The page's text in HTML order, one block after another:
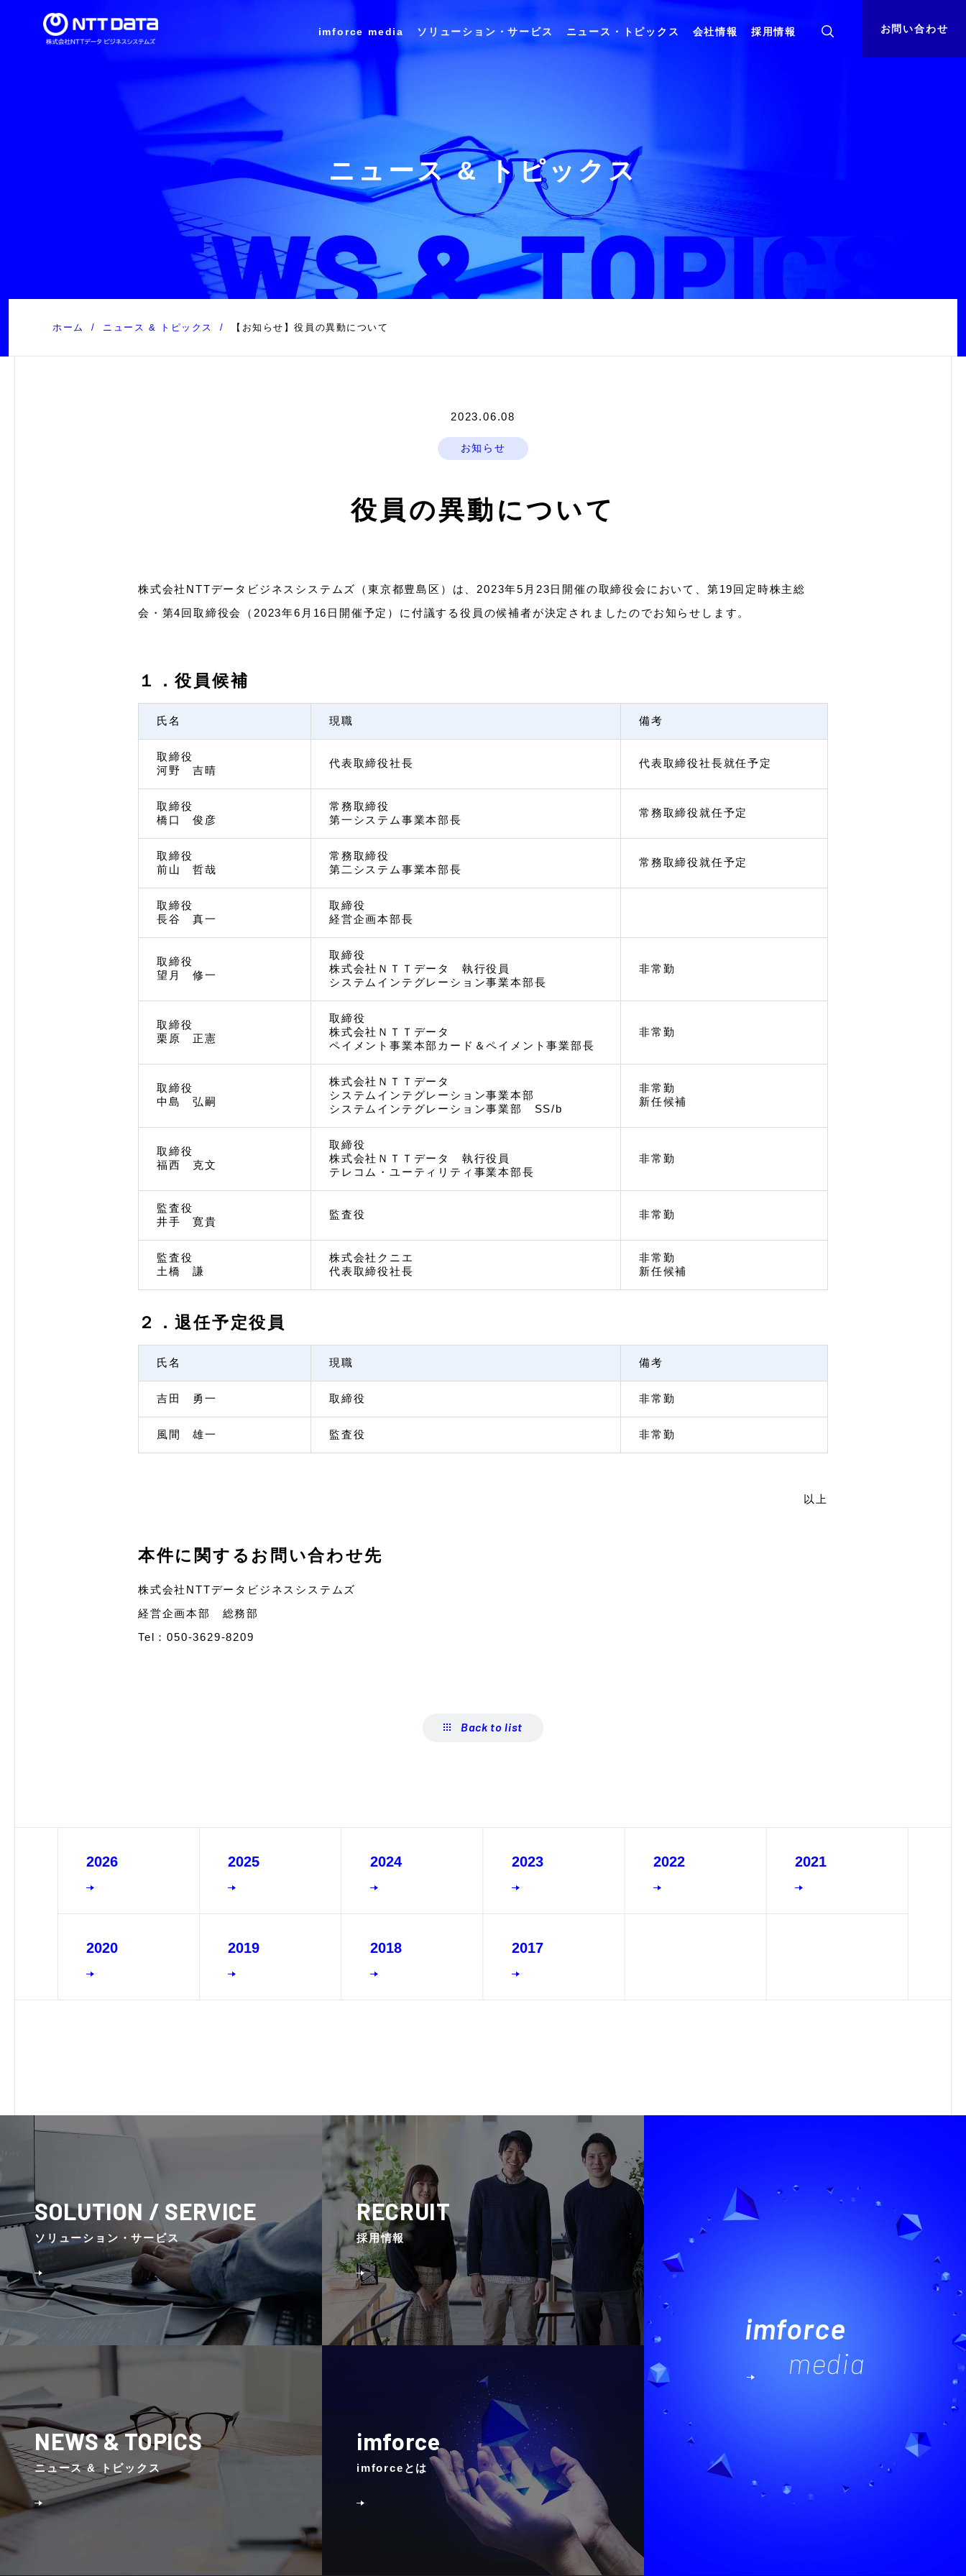
imforce media
セミナー情報
ソリューション・サービス
ビジネススイート
インテグレーション
シリーズ
トランスレーション
スイートシリーズ
建設業界特化型ERP 「imforce Arch®」
決済サービスインテグレーション
商業施設テナント管理ソリューション
食品・飲料メーカー向け 商品開発プラット
フォーム 「FooDesigner®」
小売業向けサービスインテグレーション
クラウドを活用した小売業様向けDX推進サー
ニュース・トピックス 会社情報
ミッション・ビジョン・バリュー
会社概要 / アクセス
DX推進の取り組み サステナビリティ
採用情報
キャリア採用情報
お問い合わせ
ニュース & トピックス
ホーム ニュース & トピックス 【お知らせ】役員の異動について
2023.06.08
お知らせ
役員の異動について
株式会社NTTデータビジネスシステムズ（東京都豊島区）は、2023年5月23日開催の取締役会において、第19回定時株主総
会・第4回取締役会（2023年6月16日開催予定）に付議する役員の候補者が決定されましたのでお知らせします。
１．役員候補
氏名 現職 備考
取締役
河野 吉晴
代表取締役社長 代表取締役社長就任予定
取締役
橋口 俊彦
常務取締役
第一システム事業本部長
常務取締役就任予定
取締役
前山 哲哉
常務取締役
第二システム事業本部長
常務取締役就任予定
取締役
長谷 真一
取締役
経営企画本部長
取締役
望月 修一
取締役
株式会社ＮＴＴデータ 執行役員
システムインテグレーション事業本部長
非常勤
取締役
栗原 正憲
取締役
株式会社ＮＴＴデータ
ペイメント事業本部カード＆ペイメント事業部長
非常勤
取締役
中島 弘嗣
株式会社ＮＴＴデータ
システムインテグレーション事業本部
システムインテグレーション事業部 SS/b
非常勤
新任候補
取締役
福西 克文
取締役
株式会社ＮＴＴデータ 執行役員
テレコム・ユーティリティ事業本部長
非常勤
監査役
井手 寛貴
監査役 非常勤
監査役
土橋 謙
株式会社クニエ
代表取締役社長
非常勤
新任候補
２．退任予定役員
氏名 現職 備考
吉田 勇一 取締役 非常勤
風間 雄一 監査役 非常勤
以上
本件に関するお問い合わせ先
株式会社NTTデータビジネスシステムズ
経営企画本部 総務部
Tel：050-3629-8209
Back to list
2026 2025 2024 2023 2022 2021
2020 2019 2018 2017
SOLUTION / SERVICE
ソリューション・サービス
RECRUIT
採⽤情報
NEWS & TOPICS
ニュース & トピックス
imforce
imforceとは
imforce
media